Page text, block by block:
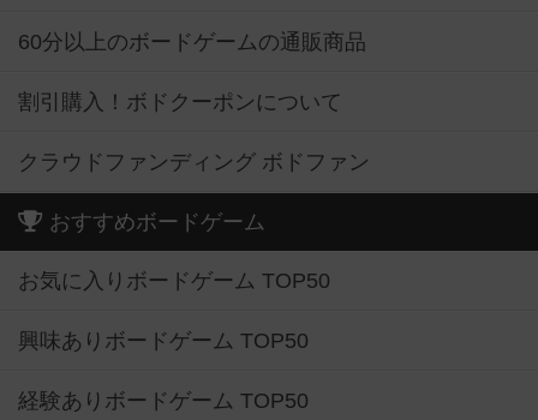
60分以上のボードゲームの通販商品
割引購入！ボドクーポンについて
クラウドファンディング ボドファン
おすすめボードゲーム
お気に入りボードゲーム TOP50
興味ありボードゲーム TOP50
経験ありボードゲーム TOP50